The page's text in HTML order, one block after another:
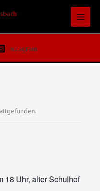
Instagram
18 Uhr, alter Schulhof